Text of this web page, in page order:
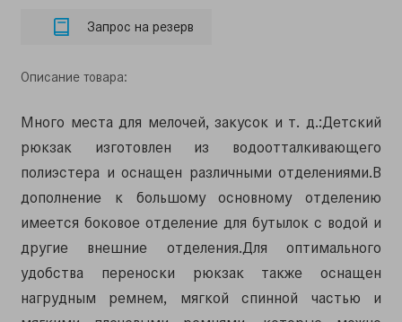
Запрос на резерв
Описание товара:
Много места для мелочей, закусок и т. д.:Детский
рюкзак изготовлен из водоотталкивающего
полиэстера и оснащен различными отделениями.В
дополнение к большому основному отделению
имеется боковое отделение для бутылок с водой и
другие внешние отделения.Для оптимального
удобства переноски рюкзак также оснащен
нагрудным ремнем, мягкой спинной частью и